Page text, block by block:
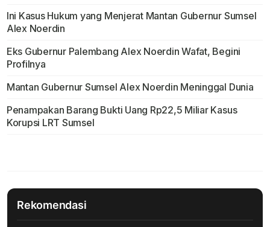
Ini Kasus Hukum yang Menjerat Mantan Gubernur Sumsel
Alex Noerdin
Eks Gubernur Palembang Alex Noerdin Wafat, Begini
Profilnya
Mantan Gubernur Sumsel Alex Noerdin Meninggal Dunia
Penampakan Barang Bukti Uang Rp22,5 Miliar Kasus
Korupsi LRT Sumsel
Rekomendasi